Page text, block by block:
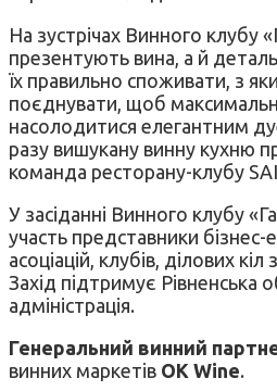
На зустрічах Винного клубу
презентують вина, а й
їх правильно споживати, з
поєднувати, щоб
насолодитися елегантним
разу вишукану винну кухню
команда ресторану-клубу
У засіданні Винного клубу
участь представники бізнес-
асоціацій, клубів, ділових кіл
Захід підтримує Рівненська
адміністрація.
Генеральний винний
винних маркетів OK Wine.